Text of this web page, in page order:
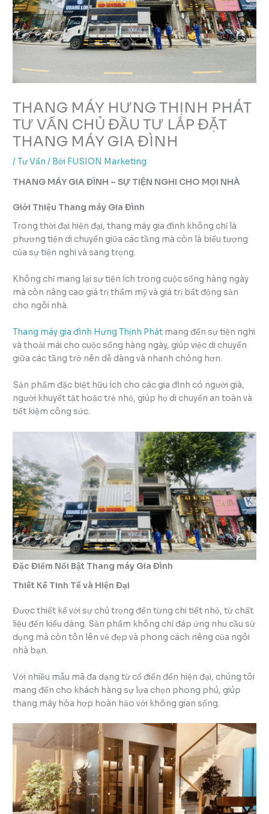
THANG MÁY HƯNG THỊNH PHÁT
TƯ VẤN CHỦ ĐẦU TƯ LẮP ĐẶT
THANG MÁY GIA ĐÌNH
/Tư Vấn / Bởi FUSION Marketing
THANG MÁY GIA ĐÌNH – SỰ TIỆN NGHI CHO MỌI NHÀ
Giới Thiệu Thang máy Gia Đình
Trong thời đại hiện đại, thang máy gia đình không chỉ là
phương tiện di chuyển giữa các tầng mà còn là biểu tượng
của sự tiện nghi và sang trọng.
Không chỉ mang lại sự tiện ích trong cuộc sống hàng ngày
mà còn nâng cao giá trị thẩm mỹ và giá trị bất động sản
cho ngôi nhà.
Thang máy gia đình Hưng Thịnh Phát mang đến sự tiện nghi
và thoải mái cho cuộc sống hàng ngày, giúp việc di chuyển
giữa các tầng trở nên dễ dàng và nhanh chóng hơn.
Sản phẩm đặc biệt hữu ích cho các gia đình có người già,
người khuyết tật hoặc trẻ nhỏ, giúp họ di chuyển an toàn và
tiết kiệm công sức.
Đặc Điểm Nổi Bật Thang máy Gia Đình
Thiết Kế Tinh Tế và Hiện Đại
Được thiết kế với sự chú trọng đến từng chi tiết nhỏ, từ chất
liệu đến kiểu dáng. Sản phẩm không chỉ đáp ứng nhu cầu sử
dụng mà còn tôn lên vẻ đẹp và phong cách riêng của ngôi
nhà bạn.
Với nhiều mẫu mã đa dạng từ cổ điển đến hiện đại, chúng tôi
mang đến cho khách hàng sự lựa chọn phong phú, giúp
thang máy hòa hợp hoàn hảo với không gian sống.